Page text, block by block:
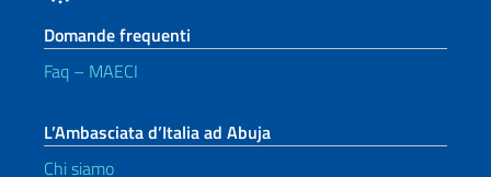
Domande frequenti
Faq – MAECI
L’Ambasciata d’Italia ad Abuja
Chi siamo